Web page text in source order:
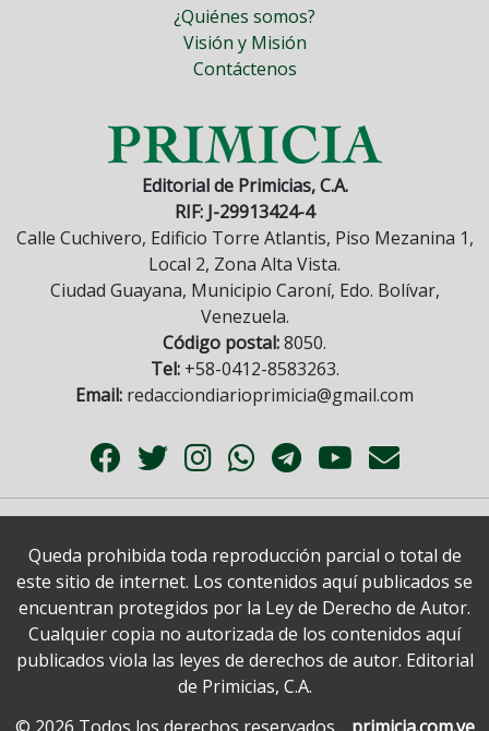
¿Quiénes somos?
Visión y Misión
Contáctenos
Editorial de Primicias, C.A.
RIF: J-29913424-4
Calle Cuchivero, Edificio Torre Atlantis, Piso Mezanina 1,
Local 2, Zona Alta Vista.
Ciudad Guayana, Municipio Caroní, Edo. Bolívar,
Venezuela.
Código postal:8050.
Tel:+58-0412-8583263.
Email: redacciondiarioprimicia@gmail.com
Queda prohibida toda reproducción parcial o total de
este sitio de internet. Los contenidos aquí publicados se
encuentran protegidos por la Ley de Derecho de Autor.
Cualquier copia no autorizada de los contenidos aquí
publicados viola las leyes de derechos de autor. Editorial
de Primicias, C.A.